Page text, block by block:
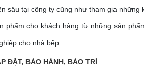
sâu tại công ty cũng như tham gia
phẩm cho khách hàng từ những sản
cho nhà bếp.
ĐẶT, BẢO HÀNH, BẢO TRÌ